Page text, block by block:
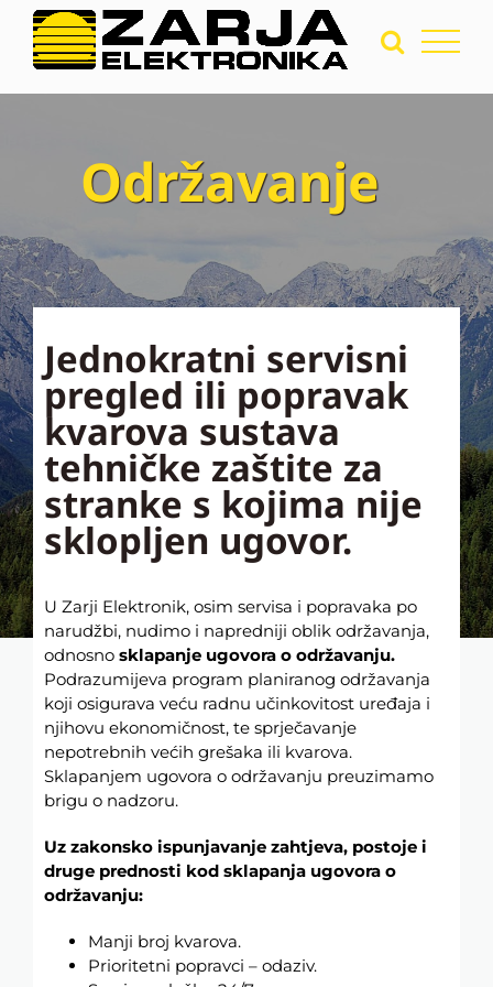
Održavanje
Jednokratni servisni
pregled ili popravak
kvarova sustava
tehničke zaštite za
stranke s kojima nije
sklopljen ugovor.
U Zarji Elektronik, osim servisa i popravaka po
narudžbi, nudimo i napredniji oblik održavanja,
odnosno sklapanje ugovora o održavanju.
Podrazumijeva program planiranog održavanja
koji osigurava veću radnu učinkovitost uređaja i
njihovu ekonomičnost, te sprječavanje
nepotrebnih većih grešaka ili kvarova.
Sklapanjem ugovora o održavanju preuzimamo
brigu o nadzoru.
Uz zakonsko ispunjavanje zahtjeva, postoje i
druge prednosti kod sklapanja ugovora o
održavanju:
Manji broj kvarova.
Prioritetni popravci – odaziv.